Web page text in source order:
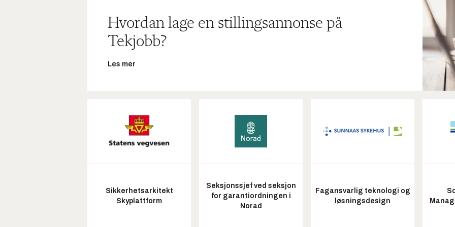
Hvordan lage en stillingsannonse på
Tekjobb?
Les mer
Sikkerhetsarkitekt
Skyplattform
Seksjonssjef ved seksjon
for garantiordningen i
Norad
Fagansvarlig teknologi og
løsningsdesign